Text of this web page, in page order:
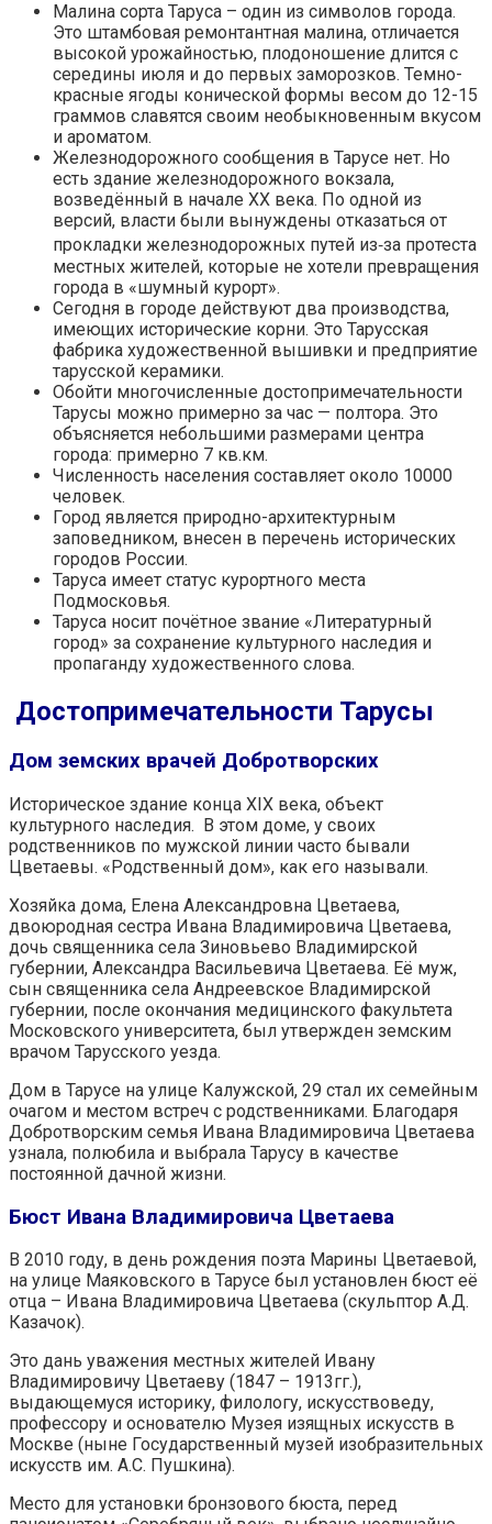
Малина сорта Таруса – один из символов города.
Это штамбовая ремонтантная малина, отличается
высокой урожайностью, плодоношение длится с
середины июля и до первых заморозков. Темно-
красные ягоды конической формы весом до 12-15
граммов славятся своим необыкновенным вкусом
и ароматом.
Железнодорожного сообщения в Тарусе нет. Но
есть здание железнодорожного вокзала,
возведённый в начале ХХ века. По одной из
версий, власти были вынуждены отказаться от
прокладки железнодорожных путей из‑за протеста
местных жителей, которые не хотели превращения
города в «шумный курорт».
Сегодня в городе действуют два производства,
имеющих исторические корни. Это Тарусская
фабрика художественной вышивки и предприятие
тарусской керамики.
Обойти многочисленные достопримечательности
Тарусы можно примерно за час — полтора. Это
объясняется небольшими размерами центра
города: примерно 7 кв.км.
Численность населения составляет около 10000
человек.
Город является природно-архитектурным
заповедником, внесен в перечень исторических
городов России.
Таруса имеет статус курортного места
Подмосковья.
Таруса носит почётное звание «Литературный
город» за сохранение культурного наследия и
пропаганду художественного слова.
Достопримечательности Тарусы
Дом земских врачей Добротворских
Историческое здание конца XIX века, объект
культурного наследия. В этом доме, у своих
родственников по мужской линии часто бывали
Цветаевы. «Родственный дом», как его называли.
Хозяйка дома, Елена Александровна Цветаева,
двоюродная сестра Ивана Владимировича Цветаева,
дочь священника села Зиновьево Владимирской
губернии, Александра Васильевича Цветаева. Её муж,
сын священника села Андреевское Владимирской
губернии, после окончания медицинского факультета
Московского университета, был утвержден земским
врачом Тарусского уезда.
Дом в Тарусе на улице Калужской, 29 стал их семейным
очагом и местом встреч с родственниками. Благодаря
Добротворским семья Ивана Владимировича Цветаева
узнала, полюбила и выбрала Тарусу в качестве
постоянной дачной жизни.
Бюст Ивана Владимировича Цветаева
В 2010 году, в день рождения поэта Марины Цветаевой,
на улице Маяковского в Тарусе был установлен бюст её
отца – Ивана Владимировича Цветаева (скульптор А.Д.
Казачок).
Это дань уважения местных жителей Ивану
Владимировичу Цветаеву (1847 – 1913гг.),
выдающемуся историку, филологу, искусствоведу,
профессору и основателю Музея изящных искусств в
Москве (ныне Государственный музей изобразительных
искусств им. А.С. Пушкина).
Место для установки бронзового бюста, перед